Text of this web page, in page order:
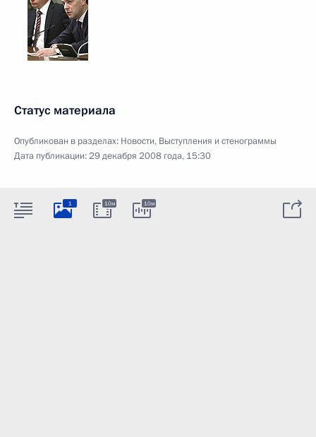
Статус материала
Опубликован в разделах: Новости, Выступления и стенограммы
Дата публикации:29 декабря 2008 года, 15:30
1 10м 10м